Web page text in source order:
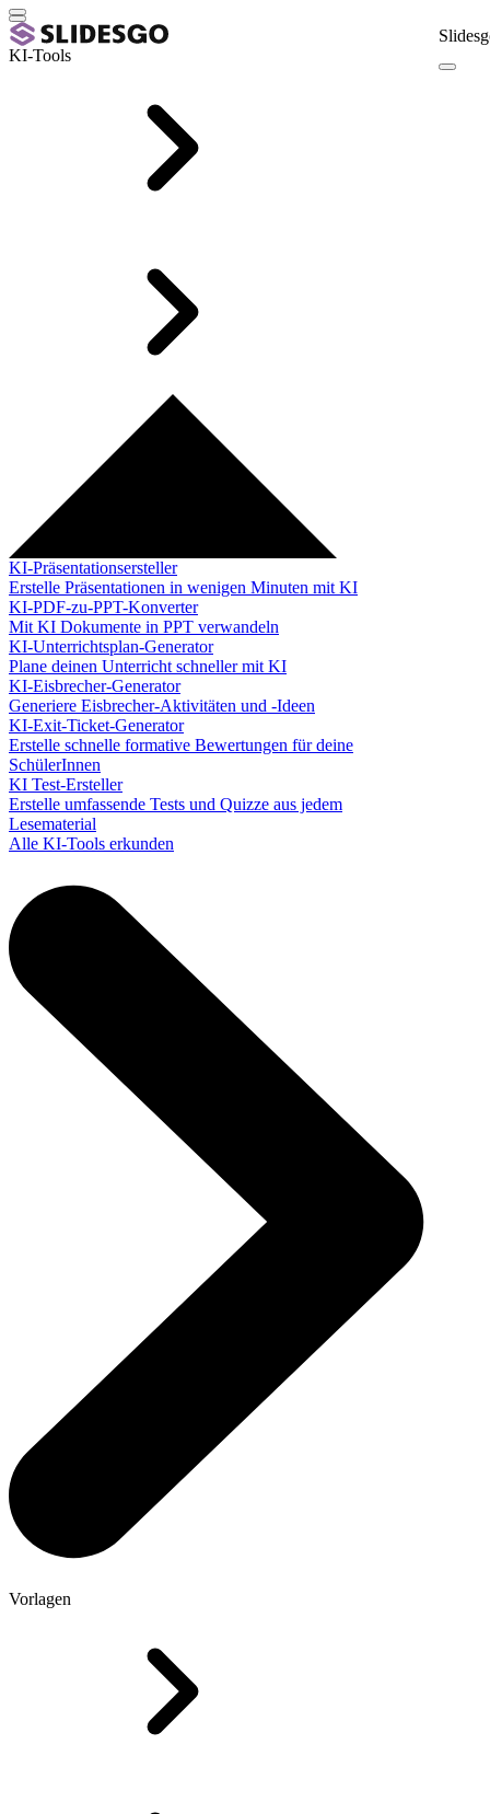
KI-Tools
KI-Präsentationsersteller
Erstelle Präsentationen in wenigen Minuten mit KI
KI-PDF-zu-PPT-Konverter
Mit KI Dokumente in PPT verwandeln
KI-Unterrichtsplan-Generator
Plane deinen Unterricht schneller mit KI
KI-Eisbrecher-Generator
Generiere Eisbrecher-Aktivitäten und -Ideen
KI-Exit-Ticket-Generator
Erstelle schnelle formative Bewertungen für deine
SchülerInnen
KI Test-Ersteller
Erstelle umfassende Tests und Quizze aus jedem
Lesematerial
Alle KI-Tools erkunden
Vorlagen